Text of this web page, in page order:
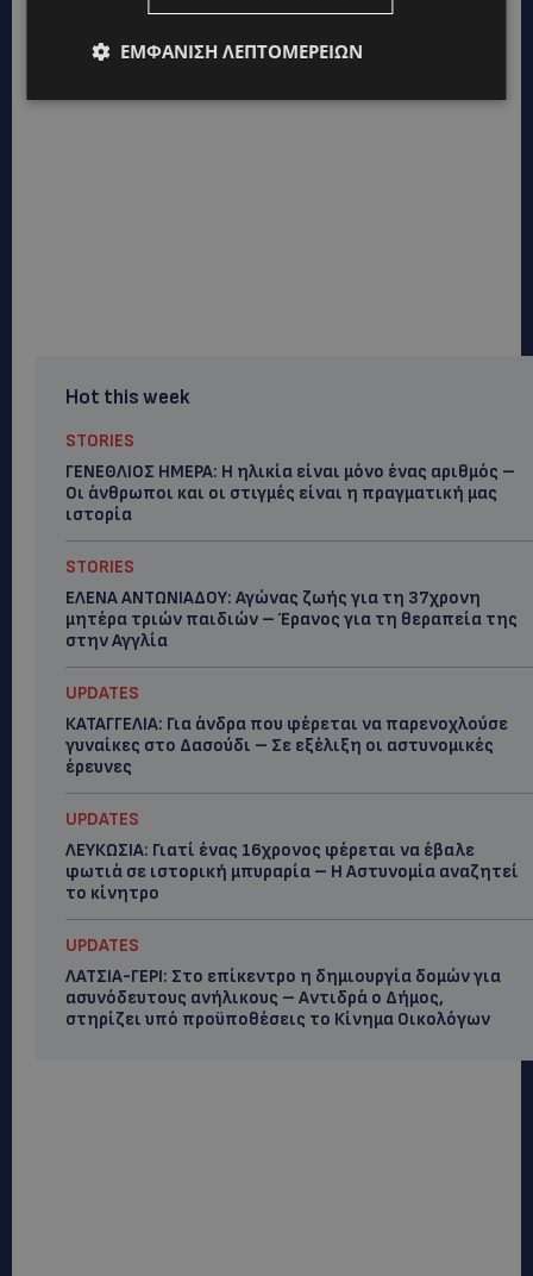
Hot this week
STORIES
ΓΕΝΕΘΛΙΟΣ ΗΜΕΡΑ: Η ηλικία είναι μόνο ένας αριθμός –
Οι άνθρωποι και οι στιγμές είναι η πραγματική μας
ιστορία
STORIES
ΕΛΕΝΑ ΑΝΤΩΝΙΑΔΟΥ: Αγώνας ζωής για τη 37χρονη
μητέρα τριών παιδιών – Έρανος για τη θεραπεία της
στην Αγγλία
UPDATES
ΚΑΤΑΓΓΕΛΙΑ: Για άνδρα που φέρεται να παρενοχλούσε
γυναίκες στο Δασούδι – Σε εξέλιξη οι αστυνομικές
έρευνες
UPDATES
ΛΕΥΚΩΣΙΑ: Γιατί ένας 16χρονος φέρεται να έβαλε
φωτιά σε ιστορική μπυραρία – Η Αστυνομία αναζητεί
το κίνητρο
UPDATES
ΛΑΤΣΙΑ-ΓΕΡΙ: Στο επίκεντρο η δημιουργία δομών για
ασυνόδευτους ανήλικους – Αντιδρά ο Δήμος,
στηρίζει υπό προϋποθέσεις το Κίνημα Οικολόγων
ΕΜΦΆΝΙΣΗ ΛΕΠΤΟΜΕΡΕΙΏΝ